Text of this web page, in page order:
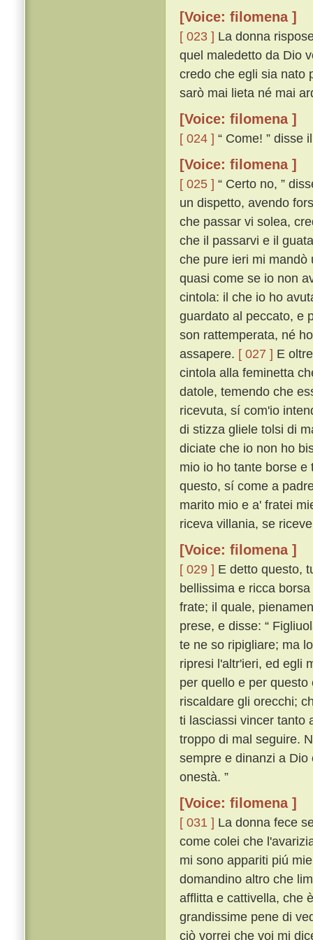
[Voice: filomena ]
[ 023 ] La donna
quel maledetto da Dio
credo che egli sia nato
sarò mai lieta né mai
[Voice: filomena ]
[ 024 ] “ Come! ” disse
[Voice: filomena ]
[ 025 ] “ Certo no, ”
un dispetto, avendo
che passar vi solea,
che il passarvi e il
che pure ieri mi mandò
quasi come se io non
cintola: il che io ho
guardato al peccato, e
son rattemperata, né
assapere. [ 027 ] E
cintola alla feminetta
datole, temendo che
ricevuta, sí com'io
di stizza gliele tolsi di
diciate che io non ho
mio io ho tante borse
questo, sí come a
marito mio e a' fratei
riceva villania, se
[Voice: filomena ]
[ 029 ] E detto questo,
bellissima e ricca
frate; il quale,
prese, e disse: “
te ne so ripigliare; ma
ripresi l'altr'ieri, ed egli
per quello e per
riscaldare gli orecchi;
ti lasciassi vincer tanto
troppo di mal seguire.
sempre e dinanzi a
onestà. ”
[Voice: filomena ]
[ 031 ] La donna fece
come colei che
mi sono appariti piú
domandino altro che
afflitta e cattivella, che
grandissime pene di
ciò vorrei che voi mi